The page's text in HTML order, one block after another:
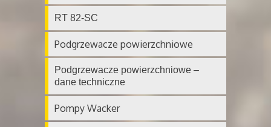
RT 82-SC
Podgrzewacze powierzchniowe
Podgrzewacze powierzchniowe –
dane techniczne
Pompy Wacker